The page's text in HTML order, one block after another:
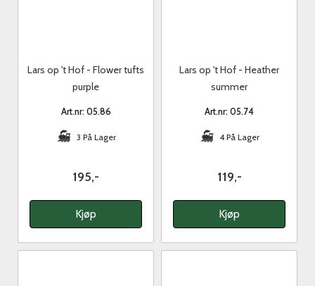
Lars op 't Hof - Flower tufts
purple
Art.nr: 05.86
3 På Lager
195,-
Kjøp
Lars op 't Hof - Heather
summer
Art.nr: 05.74
4 På Lager
119,-
Kjøp